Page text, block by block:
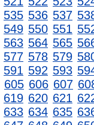
535 536 537
549 550 551
563 564 565
577 578 579
591 592 593
605 606 607
619 620 621
633 634 635